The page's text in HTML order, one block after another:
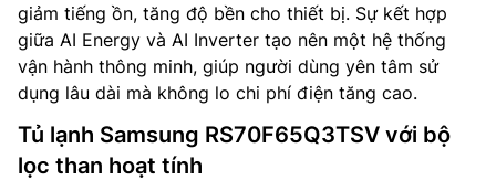
giảm tiếng ồn, tăng độ bền cho thiết bị. Sự kết hợp
giữa AI Energy và AI Inverter tạo nên một hệ thống
vận hành thông minh, giúp người dùng yên tâm sử
dụng lâu dài mà không lo chi phí điện tăng cao.
Tủ lạnh Samsung RS70F65Q3TSV với bộ
lọc than hoạt tính